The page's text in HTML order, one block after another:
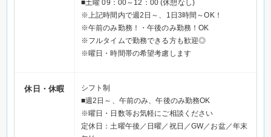
■土曜 09：00～12：00 (休憩なし)
※上記時間内で週2日～、1日3時間～OK！
※午前のみ勤務！・午後のみ勤務！OK
※フルタイムで勤務できる方も歓迎◎
※曜日・時間帯の希望考慮します
休日・休暇
シフト制
■週2日～、午前のみ、午後のみ勤務OK
※曜日・日数等お気軽にご相談ください
定休日：土曜午後／日曜／祝日／GW／お盆／年末